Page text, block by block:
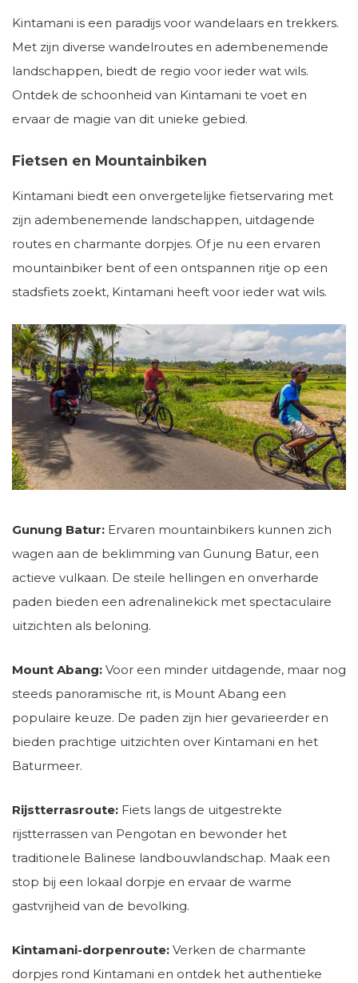
Kintamani is een paradijs voor wandelaars en trekkers.
Met zijn diverse wandelroutes en adembenemende
landschappen, biedt de regio voor ieder wat wils.
Ontdek de schoonheid van Kintamani te voet en
ervaar de magie van dit unieke gebied.
Fietsen en Mountainbiken
Kintamani biedt een onvergetelijke fietservaring met
zijn adembenemende landschappen, uitdagende
routes en charmante dorpjes. Of je nu een ervaren
mountainbiker bent of een ontspannen ritje op een
stadsfiets zoekt, Kintamani heeft voor ieder wat wils.
Gunung Batur: Ervaren mountainbikers kunnen zich
wagen aan de beklimming van Gunung Batur, een
actieve vulkaan. De steile hellingen en onverharde
paden bieden een adrenalinekick met spectaculaire
uitzichten als beloning.
Mount Abang: Voor een minder uitdagende, maar nog
steeds panoramische rit, is Mount Abang een
populaire keuze. De paden zijn hier gevarieerder en
bieden prachtige uitzichten over Kintamani en het
Baturmeer.
Rijstterrasroute: Fiets langs de uitgestrekte
rijstterrassen van Pengotan en bewonder het
traditionele Balinese landbouwlandschap. Maak een
stop bij een lokaal dorpje en ervaar de warme
gastvrijheid van de bevolking.
Kintamani-dorpenroute: Verken de charmante
dorpjes rond Kintamani en ontdek het authentieke